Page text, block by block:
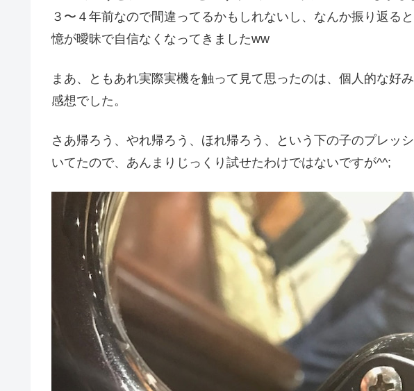
３〜４年前なので間違ってるかもしれないし、なんか振り返る
憶が曖昧で自信なくなってきましたww
まあ、ともあれ実際実機を触って見て思ったのは、個人的な好
感想でした。
さあ帰ろう、やれ帰ろう、ほれ帰ろう、という下の子のプレッ
いてたので、あんまりじっくり試せたわけではないですが^^;